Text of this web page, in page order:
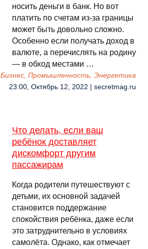
носить деньги в банк. Но вот
платить по счетам из-за границы
может быть довольно сложно.
Особенно если получать доход в
валюте, а перечислять на родину
— в обход местами …
Бизнес, Промышленность, Энергетика
23:00, Октябрь 12, 2022 | secretmag.ru
Что делать, если ваш
ребёнок доставляет
дискомфорт другим
пассажирам
Когда родители путешествуют с
детьми, их основной задачей
становится поддержание
спокойствия ребёнка, даже если
это затруднительно в условиях
самолёта. Однако, как отмечает